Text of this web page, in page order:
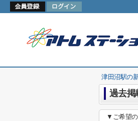
津田沼駅の
過去掲
▼ご希望